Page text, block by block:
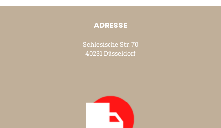
ADRESSE
Schlesische Str. 70
40231 Düsseldorf